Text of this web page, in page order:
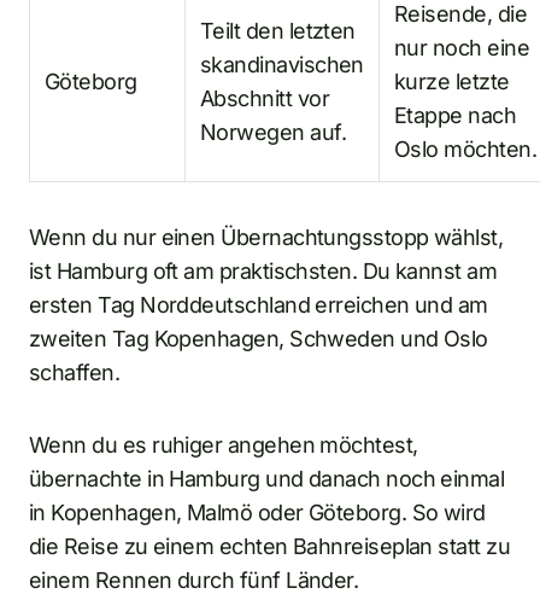
Göteborg
Teilt den letzten
skandinavischen
Abschnitt vor
Norwegen auf.
Reisende, die
nur noch eine
kurze letzte
Etappe nach
Oslo möchten.
Wenn du nur einen Übernachtungsstopp wählst,
ist Hamburg oft am praktischsten. Du kannst am
ersten Tag Norddeutschland erreichen und am
zweiten Tag Kopenhagen, Schweden und Oslo
schaffen.
Wenn du es ruhiger angehen möchtest,
übernachte in Hamburg und danach noch einmal
in Kopenhagen, Malmö oder Göteborg. So wird
die Reise zu einem echten Bahnreiseplan statt zu
einem Rennen durch fünf Länder.